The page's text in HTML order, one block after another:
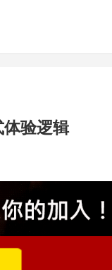
体验逻辑